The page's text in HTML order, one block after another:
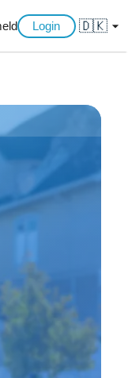
Login 🇩🇰 arrow_drop_down